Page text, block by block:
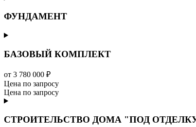
ФУНДАМЕНТ
БАЗОВЫЙ КОМПЛЕКТ
от 3 780 000 ₽
Цена по запросу
Цена по запросу
СТРОИТЕЛЬСТВО ДОМА "ПОД